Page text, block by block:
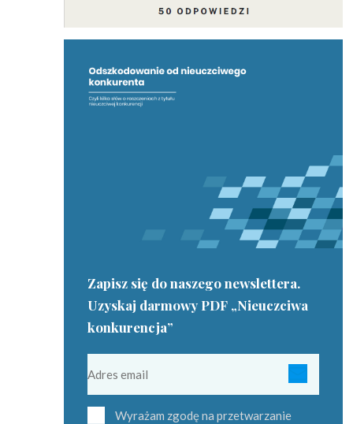
Zapisz się do naszego newslettera.
Uzyskaj darmowy PDF „Nieuczciwa
konkurencja”
Wyrażam zgodę na przetwarzanie